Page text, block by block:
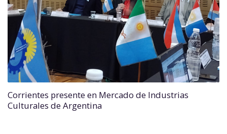
Corrientes presente en Mercado de Industrias
Culturales de Argentina